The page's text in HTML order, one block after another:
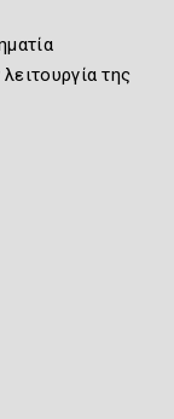
της